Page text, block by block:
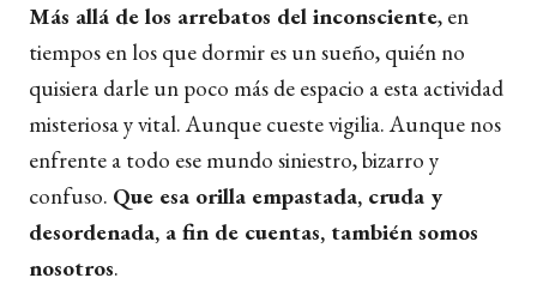
Más allá de los arrebatos del inconsciente, en
tiempos en los que dormir es un sueño, quién no
quisiera darle un poco más de espacio a esta actividad
misteriosa y vital. Aunque cueste vigilia. Aunque nos
enfrente a todo ese mundo siniestro, bizarro y
confuso. Que esa orilla empastada, cruda y
desordenada, a fin de cuentas, también somos
nosotros.